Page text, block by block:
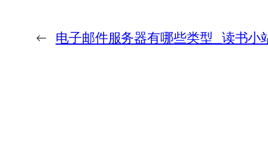
← 电子邮件服务器有哪些类型_读书小